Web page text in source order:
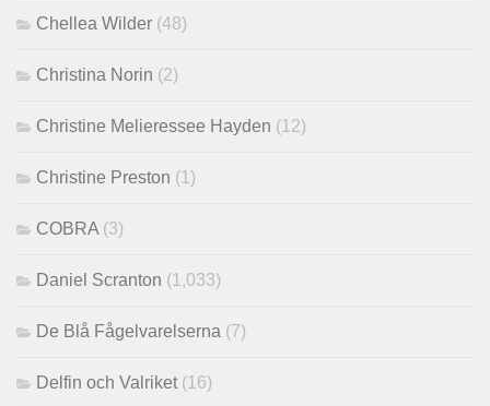
Chellea Wilder (48)
Christina Norin (2)
Christine Melieressee Hayden (12)
Christine Preston (1)
COBRA (3)
Daniel Scranton (1,033)
De Blå Fågelvarelserna (7)
Delfin och Valriket (16)